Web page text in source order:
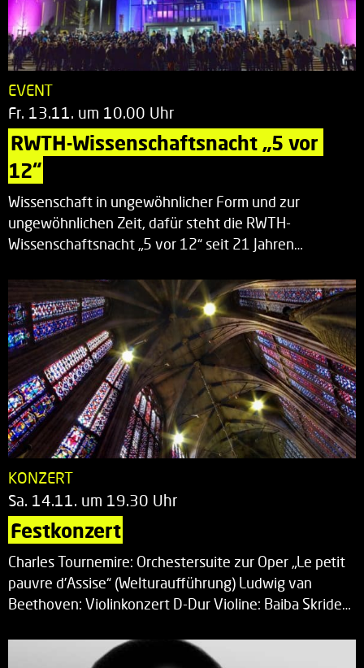
EVENT
Fr. 13.11. um 10.00 Uhr
RWTH-Wissenschaftsnacht „5 vor
12“
Wissenschaft in ungewöhnlicher Form und zur
ungewöhnlichen Zeit, dafür steht die RWTH-
Wissenschaftsnacht „5 vor 12“ seit 21 Jahren…
KONZERT
Sa. 14.11. um 19.30 Uhr
Festkonzert
Charles Tournemire: Orchestersuite zur Oper „Le petit
pauvre d’Assise“ (Welturaufführung) Ludwig van
Beethoven: Violinkonzert D-Dur Violine: Baiba Skride…